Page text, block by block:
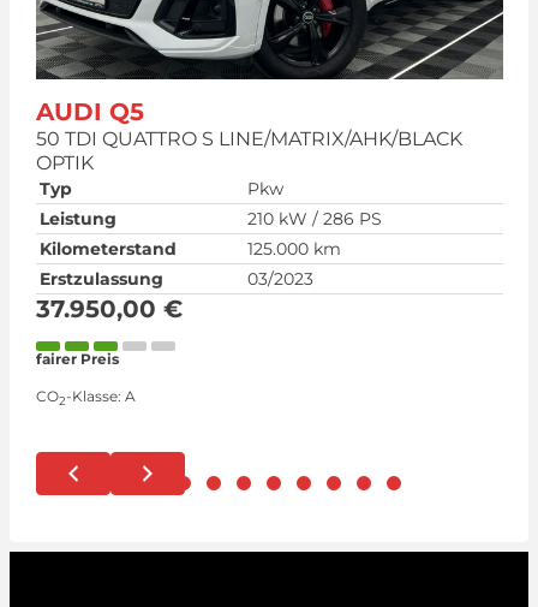
AUDI Q5
50 TDI QUATTRO S LINE/MATRIX/AHK/BLACK
OPTIK
Typ
Pkw
Leistung
210 kW / 286 PS
Kilometerstand
125.000 km
Erstzulassung
03/2023
37.950,00 €
fairer Preis
CO2-Klasse: A